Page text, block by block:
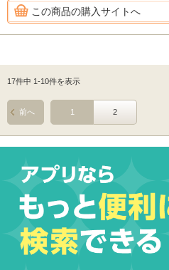
この商品の購入サイトへ
17件中 1-10件を表示
1 2
前へ